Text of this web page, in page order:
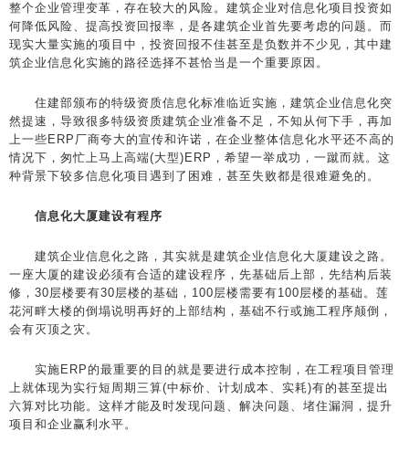
整个企业管理变革，存在较大的风险。建筑企业对信息化项目投资如
何降低风险、提高投资回报率，是各建筑企业首先要考虑的问题。而
现实大量实施的项目中，投资回报不佳甚至是负数并不少见，其中建
筑企业信息化实施的路径选择不甚恰当是一个重要原因。
住建部颁布的特级资质信息化标准临近实施，建筑企业信息化突
然提速，导致很多特级资质建筑企业准备不足，不知从何下手，再加
上一些ERP厂商夸大的宣传和许诺，在企业整体信息化水平还不高的
情况下，匆忙上马上高端(大型)ERP，希望一举成功，一蹴而就。这
种背景下较多信息化项目遇到了困难，甚至失败都是很难避免的。
信息化大厦建设有程序
建筑企业信息化之路，其实就是建筑企业信息化大厦建设之路。
一座大厦的建设必须有合适的建设程序，先基础后上部，先结构后装
修，30层楼要有30层楼的基础，100层楼需要有100层楼的基础。莲
花河畔大楼的倒塌说明再好的上部结构，基础不行或施工程序颠倒，
会有灭顶之灾。
实施ERP的最重要的目的就是要进行成本控制，在工程项目管理
上就体现为实行短周期三算(中标价、计划成本、实耗)有的甚至提出
六算对比功能。这样才能及时发现问题、解决问题、堵住漏洞，提升
项目和企业赢利水平。